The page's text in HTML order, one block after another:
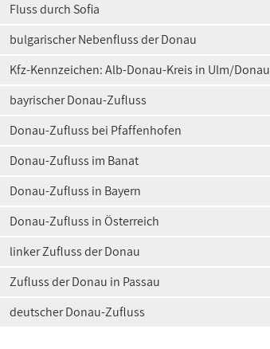
Fluss durch Sofia
bulgarischer Nebenfluss der Donau
Kfz-Kennzeichen: Alb-Donau-Kreis in Ulm/Donau
bayrischer Donau-Zufluss
Donau-Zufluss bei Pfaffenhofen
Donau-Zufluss im Banat
Donau-Zufluss in Bayern
Donau-Zufluss in Österreich
linker Zufluss der Donau
Zufluss der Donau in Passau
deutscher Donau-Zufluss